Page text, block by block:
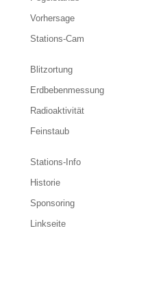
Vorhersage
Stations-Cam
Blitzortung
Erdbebenmessung
Radioaktivität
Feinstaub
Stations-Info
Historie
Sponsoring
Linkseite